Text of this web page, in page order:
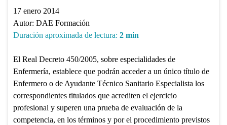
17 enero 2014
Autor: DAE Formación
Duración aproximada de lectura: 2 min
El Real Decreto 450/2005, sobre especialidades de
Enfermería, establece que podrán acceder a un único título de
Enfermero o de Ayudante Técnico Sanitario Especialista los
correspondientes titulados que acrediten el ejercicio
profesional y superen una prueba de evaluación de la
competencia, en los términos y por el procedimiento previstos